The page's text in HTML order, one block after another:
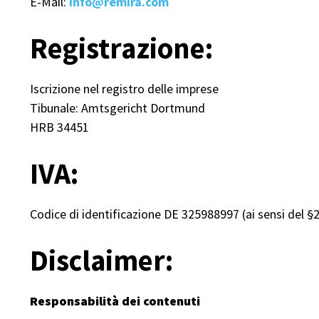
Registrazione:
Iscrizione nel registro delle imprese
Tibunale: Amtsgericht Dortmund
HRB 34451
IVA:
Codice di identificazione DE 325988997 (ai sensi del
Disclaimer:
Responsabilità dei contenuti